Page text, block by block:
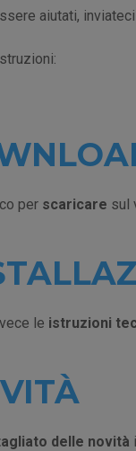
aiutati, inviateci
per scaricare sul
le istruzioni
delle novità